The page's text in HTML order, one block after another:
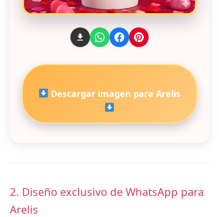
Descargar imagen para Arelis
2. Diseño exclusivo de WhatsApp para
Arelis